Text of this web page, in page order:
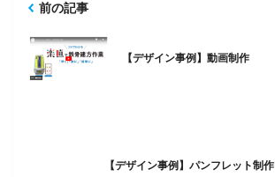
前の記事
【デザイン事例】動画制作
【デザイン事例】パンフレット制作